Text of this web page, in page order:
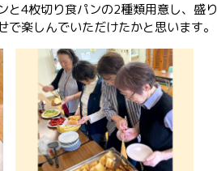
と4枚切り食パンの2種類用意し、盛り
楽しんでいただけたかと思います。